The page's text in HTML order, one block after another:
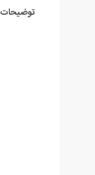
توضیحات